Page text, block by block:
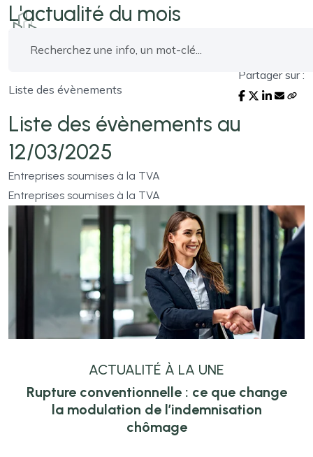
L'actualité du mois
Liste des évènements
Partager sur :
Liste des évènements au
12/03/2025
Entreprises soumises à la TVA
Entreprises soumises à la TVA
ACTUALITÉ À LA UNE
Rupture conventionnelle : ce que change
la modulation de l’indemnisation
chômage